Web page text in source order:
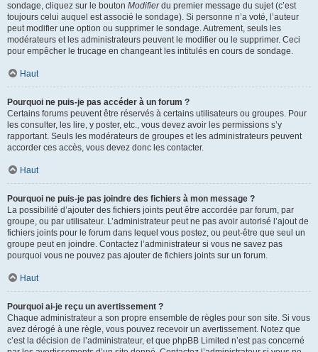
sondage, cliquez sur le bouton Modifierdu premier message du sujet (c’est
toujours celui auquel est associé le sondage). Si personne n’a voté, l’auteur
peut modifier une option ou supprimer le sondage. Autrement, seuls les
modérateurs et les administrateurs peuvent le modifier ou le supprimer. Ceci
pour empêcher le trucage en changeant les intitulés en cours de sondage.
Haut
Pourquoi ne puis-je pas accéder à un forum ?
Certains forums peuvent être réservés à certains utilisateurs ou groupes. Pour
les consulter, les lire, y poster, etc., vous devez avoir les permissions s’y
rapportant. Seuls les modérateurs de groupes et les administrateurs peuvent
accorder ces accès, vous devez donc les contacter.
Haut
Pourquoi ne puis-je pas joindre des fichiers à mon message ?
La possibilité d’ajouter des fichiers joints peut être accordée par forum, par
groupe, ou par utilisateur. L’administrateur peut ne pas avoir autorisé l’ajout de
fichiers joints pour le forum dans lequel vous postez, ou peut-être que seul un
groupe peut en joindre. Contactez l’administrateur si vous ne savez pas
pourquoi vous ne pouvez pas ajouter de fichiers joints sur un forum.
Haut
Pourquoi ai-je reçu un avertissement ?
Chaque administrateur a son propre ensemble de règles pour son site. Si vous
avez dérogé à une règle, vous pouvez recevoir un avertissement. Notez que
c’est la décision de l’administrateur, et que phpBB Limited n’est pas concerné